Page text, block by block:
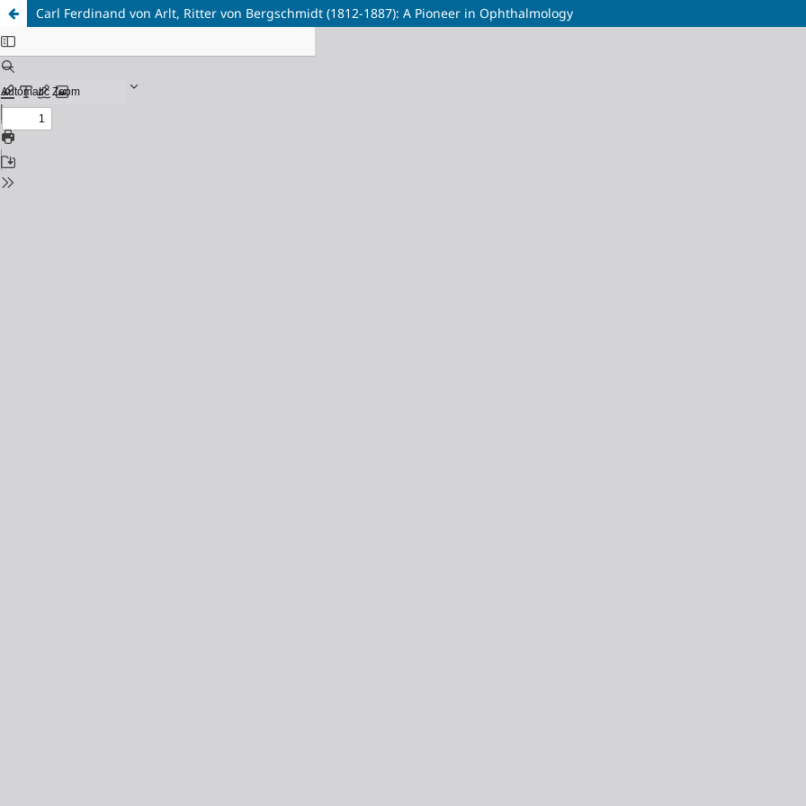
Carl Ferdinand von Arlt, Ritter von Bergschmidt (1812-1887): A Pioneer in Ophthalmology